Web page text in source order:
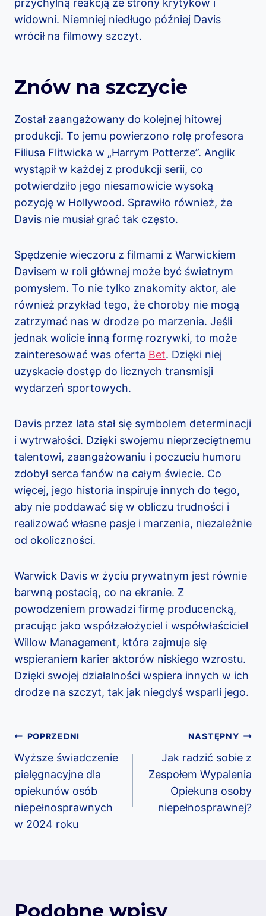
przychylną reakcją ze strony krytyków i
widowni. Niemniej niedługo później Davis
wrócił na filmowy szczyt.
Znów na szczycie
Został zaangażowany do kolejnej hitowej
produkcji. To jemu powierzono rolę profesora
Filiusa Flitwicka w „Harrym Potterze”. Anglik
wystąpił w każdej z produkcji serii, co
potwierdziło jego niesamowicie wysoką
pozycję w Hollywood. Sprawiło również, że
Davis nie musiał grać tak często.
Spędzenie wieczoru z filmami z Warwickiem
Davisem w roli głównej może być świetnym
pomysłem. To nie tylko znakomity aktor, ale
również przykład tego, że choroby nie mogą
zatrzymać nas w drodze po marzenia. Jeśli
jednak wolicie inną formę rozrywki, to może
zainteresować was oferta Bet. Dzięki niej
uzyskacie dostęp do licznych transmisji
wydarzeń sportowych.
Davis przez lata stał się symbolem determinacji
i wytrwałości. Dzięki swojemu nieprzeciętnemu
talentowi, zaangażowaniu i poczuciu humoru
zdobył serca fanów na całym świecie. Co
więcej, jego historia inspiruje innych do tego,
aby nie poddawać się w obliczu trudności i
realizować własne pasje i marzenia, niezależnie
od okoliczności.
Warwick Davis w życiu prywatnym jest równie
barwną postacią, co na ekranie. Z
powodzeniem prowadzi firmę producencką,
pracując jako współzałożyciel i współwłaściciel
Willow Management, która zajmuje się
wspieraniem karier aktorów niskiego wzrostu.
Dzięki swojej działalności wspiera innych w ich
drodze na szczyt, tak jak niegdyś wsparli jego.
Nawigacja
wpisu
POPRZEDNI
Wyższe świadczenie
pielęgnacyjne dla
opiekunów osób
niepełnosprawnych
w 2024 roku
NASTĘPNY
Jak radzić sobie z
Zespołem Wypalenia
Opiekuna osoby
niepełnosprawnej?
Podobne wpisy